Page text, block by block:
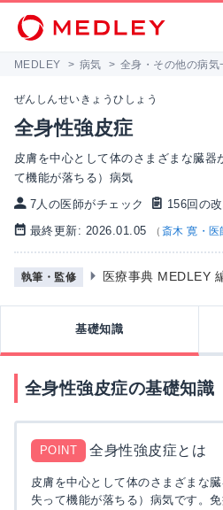
MEDLEY > 病気 > 全身・その他の病気
ぜんしんせいきょうひしょう
全身性強皮症
皮膚を中心として体のさまざまな臓器
て機能が落ちる）病気
7人の医師がチェック
156回の
最終更新: 2026.01.05
（ 斎木 寛・医
執筆・監修 医療事典 MEDLEY
基礎知識
全身性強皮症の基礎知識
POINT 全身性強皮症とは
皮膚を中心として体のさまざまな
失って機能が落ちる）病気です。